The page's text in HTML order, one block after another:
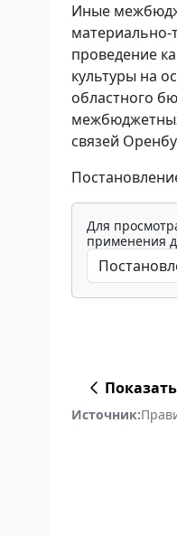
Иные
материально-
проведение
культуры на
областного
связей
Для
применения
Источник: